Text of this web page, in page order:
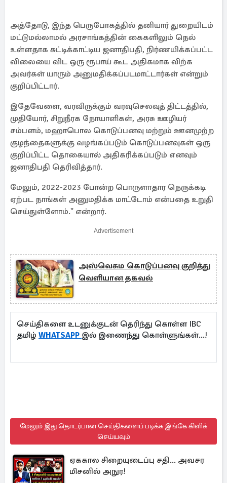
அத்தோடு, இந்த பெருபோகத்தில் தனியார் துறையிடம்
மட்டுமல்லாமல் அரசாங்கத்தின் கைகளிலும் நெல்
உள்ளதாக சுட்டிக்காட்டிய ஜனாதிபதி, நிர்ணயிக்கப்பட்ட
விலையை விட ஒரு ரூபாய் கூட அதிகமாக விற்க
அவர்கள் யாரும் அனுமதிக்கப்படமாட்டார்கள் என்றும்
குறிப்பிட்டார்.
இதேவேளை, வரவிருக்கும் வரவுசெலவுத் திட்டத்தில்,
முதியோர், சிறுநீரக நோயாளிகள், அரசு ஊழியர்
சம்பளம், மஹாபொல கொடுப்பனவு மற்றும் ஊனமுற்ற
குழந்தைகளுக்கு வழங்கப்படும் கொடுப்பனவுகள் ஒரு
குறிப்பிட்ட தொகையால் அதிகரிக்கப்படும் எனவும்
ஜனாதிபதி தெரிவித்தார்.
மேலும், 2022-2023 போன்ற பொருளாதார நெருக்கடி
ஏற்பட நாங்கள் அனுமதிக்க மாட்டோம் என்பதை உறுதி
செய்துள்ளோம்." என்றார்.
Advertisement
அஸ்வெசும கொடுப்பனவு குறித்து
வெளியான தகவல்
செய்திகளை உடனுக்குடன் தெரிந்து கொள்ள IBC
தமிழ் WHATSAPP இல் இணைந்து கொள்ளுங்கள்...!
மேலும் இது தொடர்பான செய்திகளைப் படிக்க இங்கே கிளிக்
செய்யவும்
ஏககால சிறையுடைப்பு சதி... அவசர
மிசனில் அநுர!